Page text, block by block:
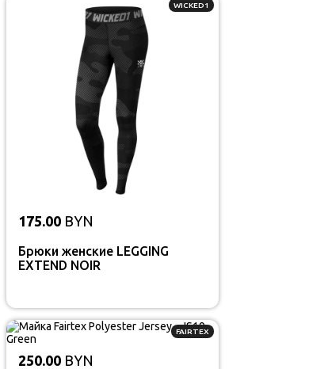
WICKED1
175.00 BYN
Брюки женские LEGGING
EXTEND NOIR
FAIRTEX
250.00 BYN